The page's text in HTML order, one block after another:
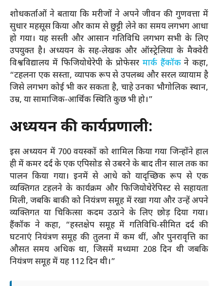
शोधकर्ताओं ने बताया कि मरीजों ने अपने जीवन की गुणवत्ता में
सुधार महसूस किया और काम से छुट्टी लेने का समय लगभग आधा
हो गया। यह सस्ती और आसान गतिविधि लगभग सभी के लिए
उपयुक्त है। अध्ययन के सह-लेखक और ऑस्ट्रेलिया के मैक्वेरी
विश्वविद्यालय में फिजियोथेरेपी के प्रोफेसर मार्क हैंकॉकने कहा,
“टहलना एक सस्ता, व्यापक रूप से उपलब्ध और सरल व्यायाम है
जिसे लगभग कोई भी कर सकता है, चाहे उनका भौगोलिक स्थान,
उम्र, या सामाजिक-आर्थिक स्थिति कुछ भी हो।”
अध्ययन की कार्यप्रणाली:
इस अध्ययन में 700 वयस्कों को शामिल किया गया जिन्होंने हाल
ही में कमर दर्द के एक एपिसोड से उबरने के बाद तीन साल तक का
पालन किया गया। इनमें से आधे को यादृच्छिक रूप से एक
व्यक्तिगत टहलने के कार्यक्रम और फिजियोथेरेपिस्ट से सहायता
मिली, जबकि बाकी को नियंत्रण समूह में रखा गया और उन्हें अपने
व्यक्तिगत या चिकित्सा कदम उठाने के लिए छोड़ दिया गया।
हैंकॉक ने कहा, “हस्तक्षेप समूह में गतिविधि-सीमित दर्द की
घटनाएं नियंत्रण समूह की तुलना में कम थीं, और पुनरावृत्ति का
औसत समय अधिक था, जिसमें मध्यमा 208 दिन थी जबकि
नियंत्रण समूह में यह 112 दिन थी।”